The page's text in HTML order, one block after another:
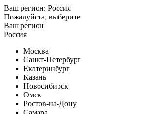
Ваш регион: Россия
Пожалуйста, выберите
Ваш регион
Россия
Москва
Санкт-Петербург
Екатеринбург
Казань
Новосибирск
Омск
Ростов-на-Дону
Самара